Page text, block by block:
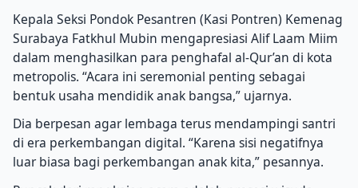
Kepala Seksi Pondok Pesantren (Kasi Pontren) Kemenag
Surabaya Fatkhul Mubin mengapresiasi Alif Laam Miim
dalam menghasilkan para penghafal al-Qur’an di kota
metropolis. “Acara ini seremonial penting sebagai
bentuk usaha mendidik anak bangsa,” ujarnya.
Dia berpesan agar lembaga terus mendampingi santri
di era perkembangan digital. “Karena sisi negatifnya
luar biasa bagi perkembangan anak kita,” pesannya.